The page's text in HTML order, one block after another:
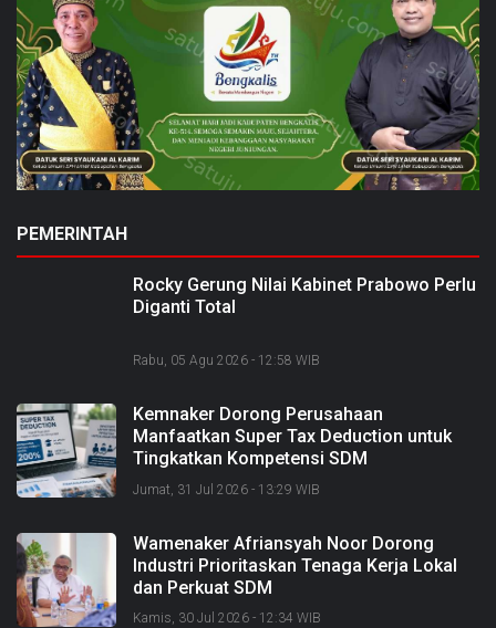
PEMERINTAH
Rocky Gerung Nilai Kabinet Prabowo Perlu
Diganti Total
Rabu, 05 Agu 2026 - 12:58 WIB
Kemnaker Dorong Perusahaan
Manfaatkan Super Tax Deduction untuk
Tingkatkan Kompetensi SDM
Jumat, 31 Jul 2026 - 13:29 WIB
Wamenaker Afriansyah Noor Dorong
Industri Prioritaskan Tenaga Kerja Lokal
dan Perkuat SDM
Kamis, 30 Jul 2026 - 12:34 WIB